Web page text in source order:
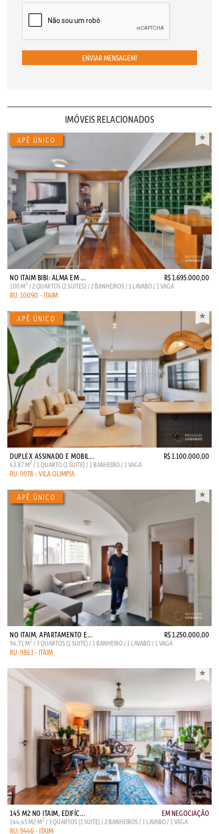
ENVIAR MENSAGEM!
IMÓVEIS RELACIONADOS
NO ITAIM BIBI: ALMA EM ... R$ 1.695.000,00
100 M2 / 2 QUARTOS (2 SUITES) / 2 BANHEIROS / 1 LAVABO / 1 VAGA
RU: 10090 - ITAIM
DUPLEX ASSINADO E MOBIL... R$ 1.100.000,00
43.87 M2 / 1 QUARTO (1 SUITE) / 1 BANHEIRO / 1 VAGA
RU: 9978 - VILA OLIMPIA
NO ITAIM, APARTAMENTO E... R$ 1.250.000,00
94,71 M2 / 3 QUARTOS (1 SUITE) / 1 BANHEIRO / 1 LAVABO / 1 VAGA
RU: 9863 - ITAIM
145 M2 NO ITAIM, EDIFÍC... EM NEGOCIAÇÃO
144,45 M2 M2 / 3 QUARTOS (1 SUITE) / 2 BANHEIROS / 1 LAVABO / 1 VAGA
RU: 9446 - ITAIM